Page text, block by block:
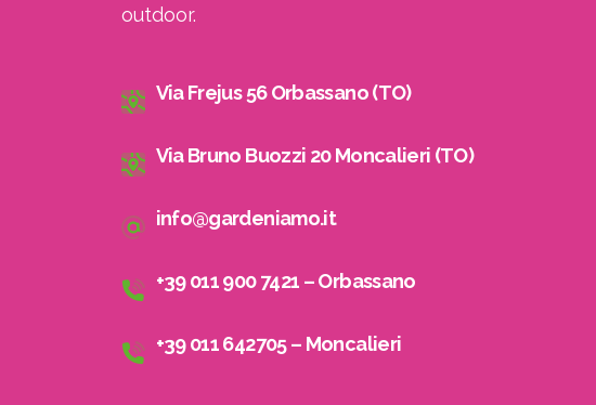
outdoor.
Via Frejus 56 Orbassano (TO)
Via Bruno Buozzi 20 Moncalieri (TO)
info@gardeniamo.it
+39 011 900 7421 – Orbassano
+39 011 642705 – Moncalieri